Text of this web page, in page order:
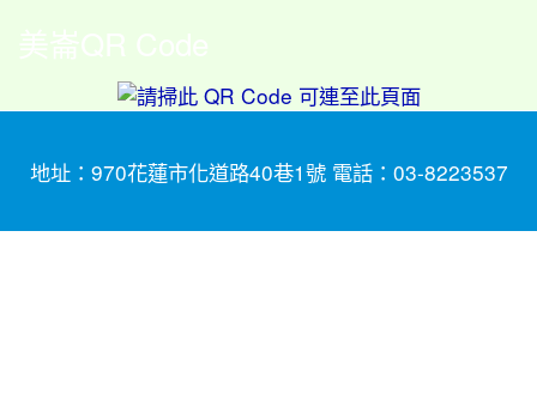
美崙QR Code
地址：970花蓮市化道路40巷1號 電話：03-8223537